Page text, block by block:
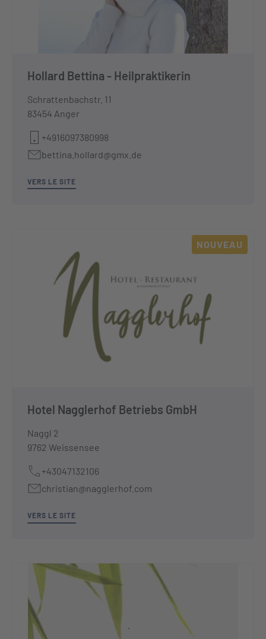
Hollard Bettina - Heilpraktikerin
Schrattenbachstr. 11
83454 Anger
+4916097380998
bettina.hollard@gmx.de
VERS LE SITE
NOUVEAU
Hotel Nagglerhof Betriebs GmbH
Naggl 2
9762 Weissensee
+43047132106
christian@nagglerhof.com
VERS LE SITE